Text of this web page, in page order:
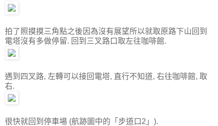
拍了照摸摸三角點之後因為沒有展望所以就取原路下山回到
電塔沒有多做停留. 回到三叉路口取左往咖啡館.
遇到四叉路, 左轉可以接回電塔, 直行不知道, 右往咖啡館, 取
右.
很快就回到停車場 (航跡圖中的「步道口2」).